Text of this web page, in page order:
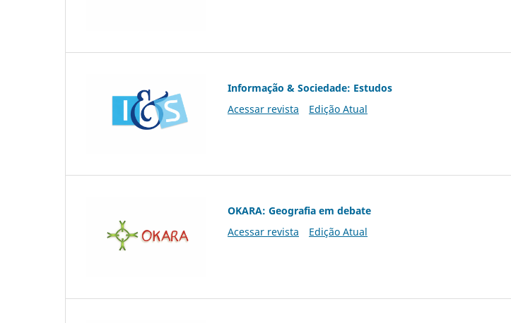
Informação & Sociedade: Estudos
Acessar revista
Edição Atual
OKARA: Geografia em debate
Acessar revista
Edição Atual